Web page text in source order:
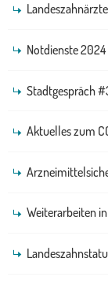
Notdienste 2024
Stadtgespräch
Aktuelles zum
Weiterarbeiten